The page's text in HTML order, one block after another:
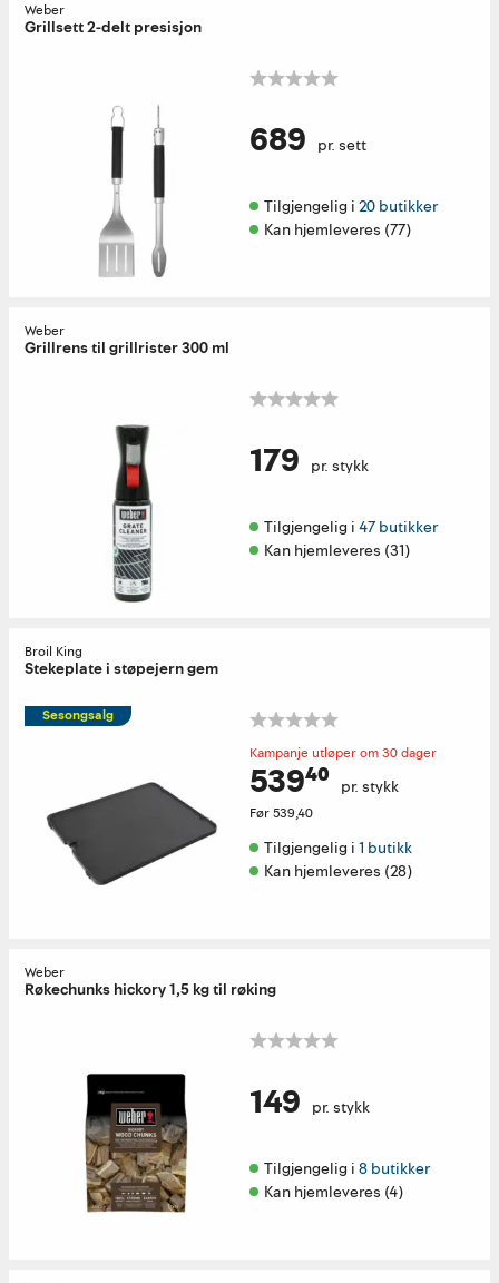
Weber
Grillsett 2-delt presisjon
689 pr. sett
Tilgjengelig i 20 butikker
Kan hjemleveres (77)
Weber
Grillrens til grillrister 300 ml
179 pr. stykk
Tilgjengelig i 47 butikker
Kan hjemleveres (31)
Broil King
Stekeplate i støpejern gem
Sesongsalg
Kampanje utløper om 30 dager
539⁴⁰ pr. stykk
Før539,40
Tilgjengelig i 1 butikk
Kan hjemleveres (28)
Weber
Røkechunks hickory 1,5 kg til røking
149 pr. stykk
Tilgjengelig i 8 butikker
Kan hjemleveres (4)